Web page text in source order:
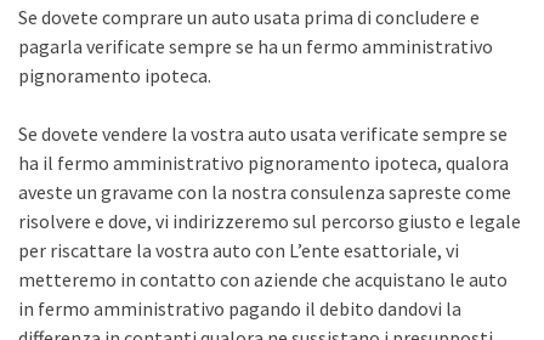
Se dovete comprare un auto usata prima di concludere e
pagarla verificate sempre se ha un fermo amministrativo
pignoramento ipoteca.
Se dovete vendere la vostra auto usata verificate sempre se
ha il fermo amministrativo pignoramento ipoteca, qualora
aveste un gravame con la nostra consulenza sapreste come
risolvere e dove, vi indirizzeremo sul percorso giusto e legale
per riscattare la vostra auto con L’ente esattoriale, vi
metteremo in contatto con aziende che acquistano le auto
in fermo amministrativo pagando il debito dandovi la